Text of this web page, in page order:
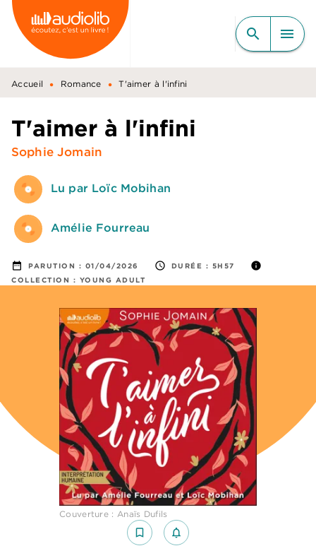
MENU RECHERCHE
CONTENU
PIED DE PAGE
search menu
Accueil • Romance • T'aimer à l'infini
T'aimer à l'infini
Sophie Jomain
Lu par Loïc Mobihan
Amélie Fourreau
date_range PARUTION : 01/04/2026 access_time DURÉE : 5H57 info
COLLECTION : YOUNG ADULT
Couverture : Anaïs Dufils
bookmark_border notifications_none_outlined